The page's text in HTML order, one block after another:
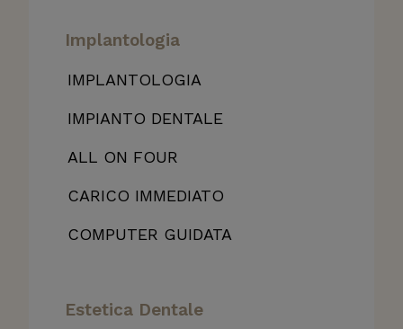
Implantologia
IMPLANTOLOGIA
IMPIANTO DENTALE
ALL ON FOUR
CARICO IMMEDIATO
COMPUTER GUIDATA
Estetica Dentale